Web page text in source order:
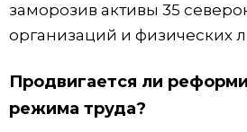
заморозив активы 35
организаций и физических
Продвигается ли
режима труда?